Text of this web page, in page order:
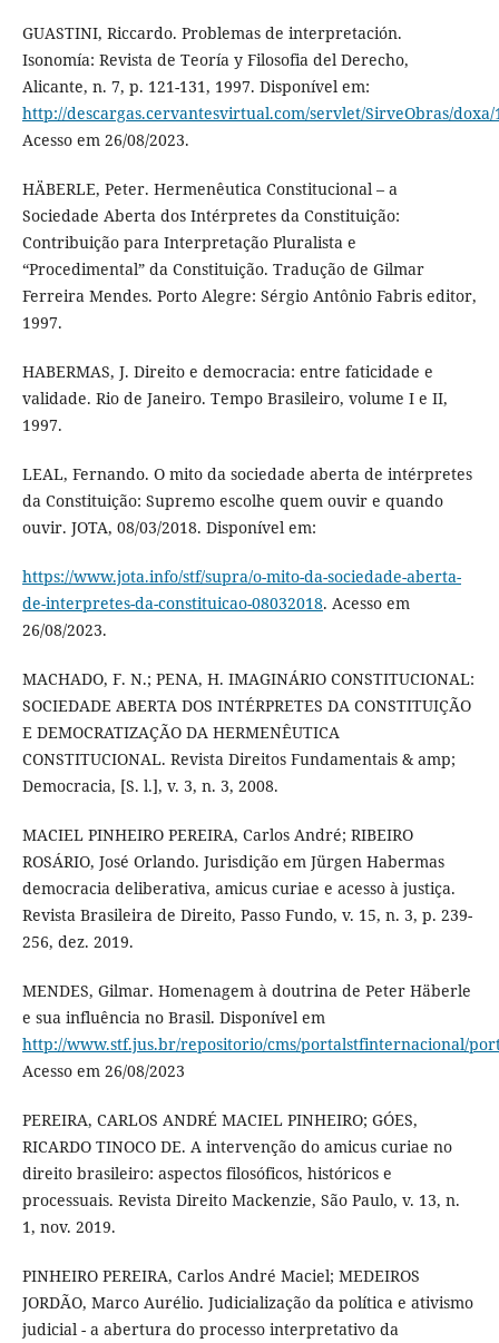
GUASTINI, Riccardo. Problemas de interpretación.
Isonomía: Revista de Teoría y Filosofia del Derecho,
Alicante, n. 7, p. 121-131, 1997. Disponível em:
http://descargas.cervantesvirtual.com/servlet/SirveObras/doxa/
Acesso em 26/08/2023.
HÄBERLE, Peter. Hermenêutica Constitucional – a
Sociedade Aberta dos Intérpretes da Constituição:
Contribuição para Interpretação Pluralista e
“Procedimental” da Constituição. Tradução de Gilmar
Ferreira Mendes. Porto Alegre: Sérgio Antônio Fabris editor,
1997.
HABERMAS, J. Direito e democracia: entre faticidade e
validade. Rio de Janeiro. Tempo Brasileiro, volume I e II,
1997.
LEAL, Fernando. O mito da sociedade aberta de intérpretes
da Constituição: Supremo escolhe quem ouvir e quando
ouvir. JOTA, 08/03/2018. Disponível em:
https://www.jota.info/stf/supra/o-mito-da-sociedade-aberta-
de-interpretes-da-constituicao-08032018. Acesso em
26/08/2023.
MACHADO, F. N.; PENA, H. IMAGINÁRIO CONSTITUCIONAL:
SOCIEDADE ABERTA DOS INTÉRPRETES DA CONSTITUIÇÃO
E DEMOCRATIZAÇÃO DA HERMENÊUTICA
CONSTITUCIONAL. Revista Direitos Fundamentais & amp;
Democracia, [S. l.], v. 3, n. 3, 2008.
MACIEL PINHEIRO PEREIRA, Carlos André; RIBEIRO
ROSÁRIO, José Orlando. Jurisdição em Jürgen Habermas
democracia deliberativa, amicus curiae e acesso à justiça.
Revista Brasileira de Direito, Passo Fundo, v. 15, n. 3, p. 239-
256, dez. 2019.
MENDES, Gilmar. Homenagem à doutrina de Peter Häberle
e sua influência no Brasil. Disponível em
http://www.stf.jus.br/repositorio/cms/portalstfinternacional/
Acesso em 26/08/2023
PEREIRA, CARLOS ANDRÉ MACIEL PINHEIRO; GÓES,
RICARDO TINOCO DE. A intervenção do amicus curiae no
direito brasileiro: aspectos filosóficos, históricos e
processuais. Revista Direito Mackenzie, São Paulo, v. 13, n.
1, nov. 2019.
PINHEIRO PEREIRA, Carlos André Maciel; MEDEIROS
JORDÃO, Marco Aurélio. Judicialização da política e ativismo
judicial - a abertura do processo interpretativo da